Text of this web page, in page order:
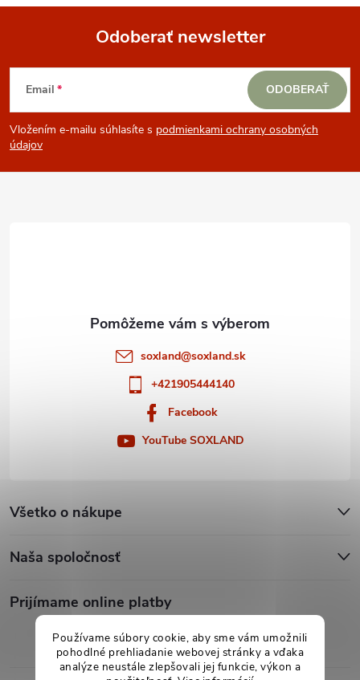
Používame súbory cookie, aby sme vám umožnili
pohodlné prehliadanie webovej stránky a vďaka
analýze neustále zlepšovali jej funkcie, výkon a
Z
á
p
Odoberať newsletter
Email
Vložením e-mailu súhlasíte s podmienkami ochrany osobných
údajov
ODOBERAŤ
soxland@soxland.sk
+421905444140
Facebook
YouTube SOXLAND
Všetko o nákupe
Naša spoločnosť
Prijímame online platby